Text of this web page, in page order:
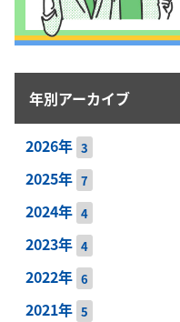
年別アーカイブ
2026年 3
2025年 7
2024年 4
2023年 4
2022年 6
2021年 5